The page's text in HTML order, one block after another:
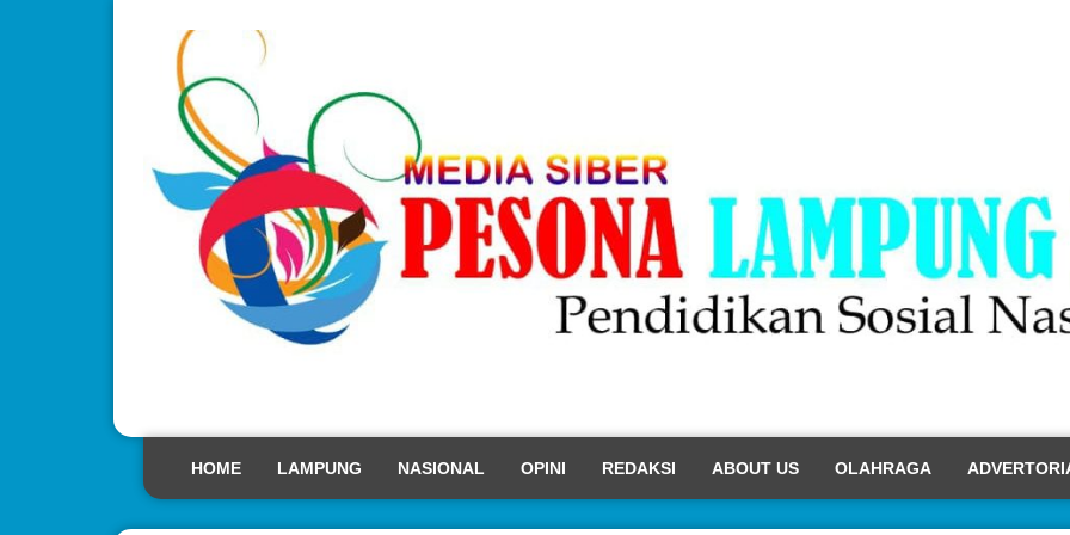
HOME LAMPUNG NASIONAL OPINI REDAKSI ABOUT US OLAHRAGA